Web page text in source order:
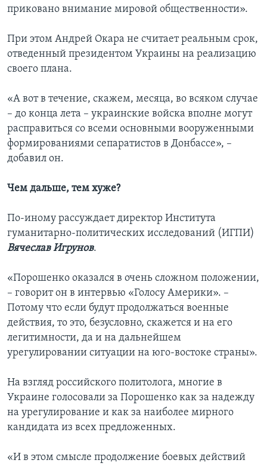
приковано внимание мировой общественности».
При этом Андрей Окара не считает реальным срок,
отведенный президентом Украины на реализацию
своего плана.
«А вот в течение, скажем, месяца, во всяком случае
– до конца лета – украинские войска вполне могут
расправиться со всеми основными вооруженными
формированиями сепаратистов в Донбассе», –
добавил он.
Чем дальше, тем хуже?
По-иному рассуждает директор Института
гуманитарно-политических исследований (ИГПИ)
Вячеслав Игрунов.
«Порошенко оказался в очень сложном положении,
– говорит он в интервью «Голосу Америки». –
Потому что если будут продолжаться военные
действия, то это, безусловно, скажется и на его
легитимности, да и на дальнейшем
урегулировании ситуации на юго-востоке страны».
На взгляд российского политолога, многие в
Украине голосовали за Порошенко как за надежду
на урегулирование и как за наиболее мирного
кандидата из всех предложенных.
«И в этом смысле продолжение боевых действий